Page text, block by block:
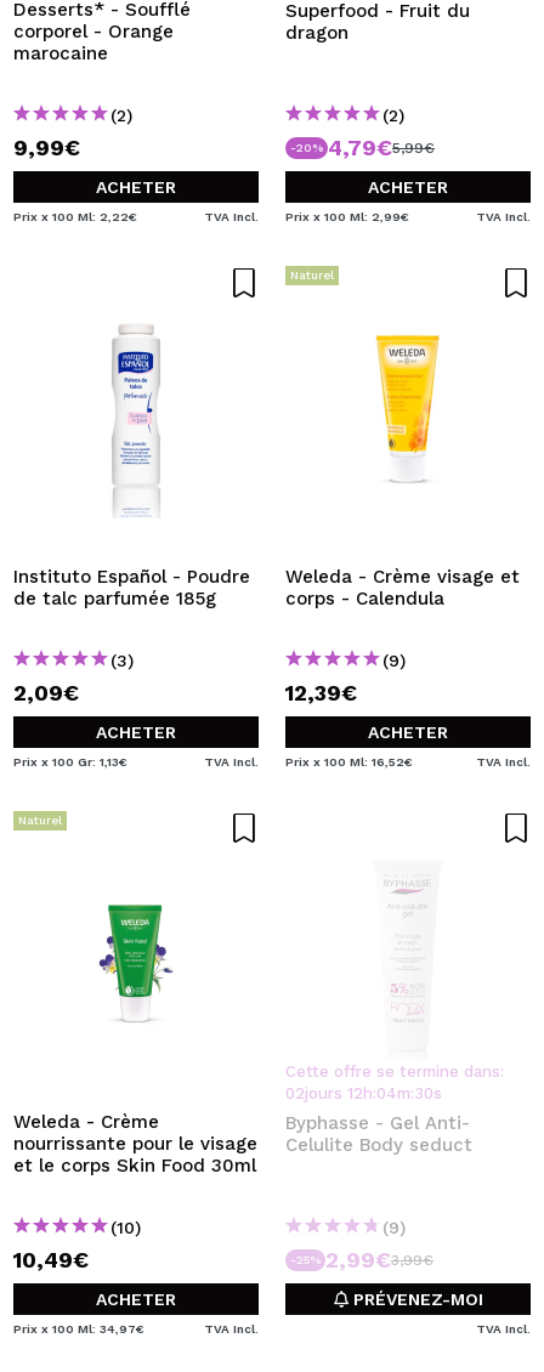
Desserts* - Soufflé
corporel - Orange
marocaine
(2)
9,99€
ACHETER
Prix x 100 Ml: 2,22€ TVA Incl.
Superfood - Fruit du
dragon
(2)
-20% 4,79€5,99€
ACHETER
Prix x 100 Ml: 2,99€ TVA Incl.
Instituto Español - Poudre
de talc parfumée 185g
(3)
2,09€
ACHETER
Prix x 100 Gr: 1,13€ TVA Incl.
Naturel
Weleda - Crème visage et
corps - Calendula
(9)
12,39€
ACHETER
Prix x 100 Ml: 16,52€ TVA Incl.
Naturel
Weleda - Crème
nourrissante pour le visage
et le corps Skin Food 30ml
(10)
10,49€
ACHETER
Prix x 100 Ml: 34,97€ TVA Incl.
Cette offre se termine dans:
02jours 12 h:04m:30s
Byphasse - Gel Anti-
Celulite Body seduct
(9)
-25% 2,99€3,99€
PRÉVENEZ-MOI
TVA Incl.